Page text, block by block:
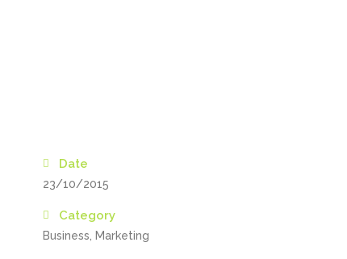
Date
23/10/2015
Category
Business, Marketing